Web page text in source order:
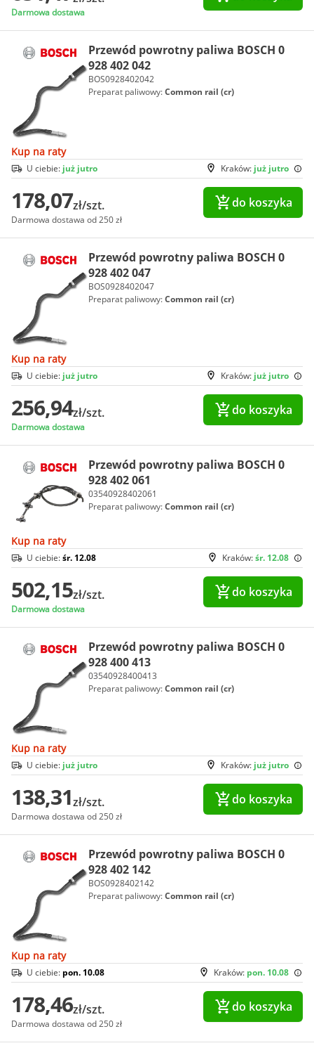
Darmowa dostawa
Przewód powrotny paliwa BOSCH 0
928 402 042
BOS0928402042
Preparat paliwowy:Common rail (cr)
Kup na raty
Kraków: już jutro
U ciebie: już jutro
178,07zł/szt.
Darmowa dostawa od 250 zł
do koszyka
Przewód powrotny paliwa BOSCH 0
928 402 047
BOS0928402047
Preparat paliwowy:Common rail (cr)
Kup na raty
Kraków: już jutro
U ciebie: już jutro
256,94zł/szt.
Darmowa dostawa
do koszyka
Przewód powrotny paliwa BOSCH 0
928 402 061
03540928402061
Preparat paliwowy:Common rail (cr)
Kup na raty
Kraków:śr. 12.08
U ciebie:śr. 12.08
502,15zł/szt.
Darmowa dostawa
do koszyka
Przewód powrotny paliwa BOSCH 0
928 400 413
03540928400413
Preparat paliwowy:Common rail (cr)
Kup na raty
Kraków: już jutro
U ciebie: już jutro
138,31zł/szt.
Darmowa dostawa od 250 zł
do koszyka
Przewód powrotny paliwa BOSCH 0
928 402 142
BOS0928402142
Preparat paliwowy:Common rail (cr)
Kup na raty
Kraków: pon. 10.08
U ciebie: pon. 10.08
178,46zł/szt.
Darmowa dostawa od 250 zł
do koszyka